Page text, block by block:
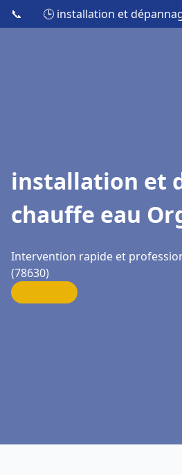
📞 🕒 installation et
installation et
chauffe eau
Intervention rapide et
(78630)